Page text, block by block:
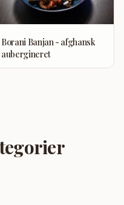
Borani Banjan - afghansk
aubergineret